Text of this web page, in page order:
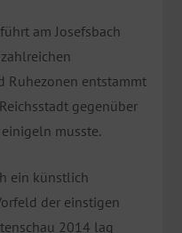
am Josefsbach
Ruhezonen entstammt
gegenüber
musste.
ein künstlich
der einstigen
2014 lag